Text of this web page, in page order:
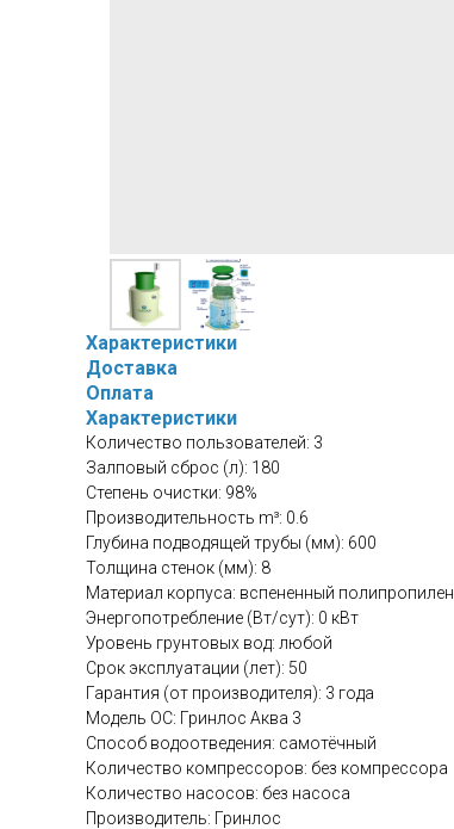
Характеристики
Доставка
Оплата
Характеристики
Количество пользователей: 3
Залповый сброс (л): 180
Степень очистки: 98%
Производительность m³: 0.6
Глубина подводящей трубы (мм): 600
Толщина стенок (мм): 8
Материал корпуса: вспененный полипропилен
Энергопотребление (Вт/сут): 0 кВт
Уровень грунтовых вод: любой
Срок эксплуатации (лет): 50
Гарантия (от производителя): 3 года
Модель ОС: Гринлос Аква 3
Способ водоотведения: самотёчный
Количество компрессоров: без компрессора
Количество насосов: без насоса
Производитель: Гринлос